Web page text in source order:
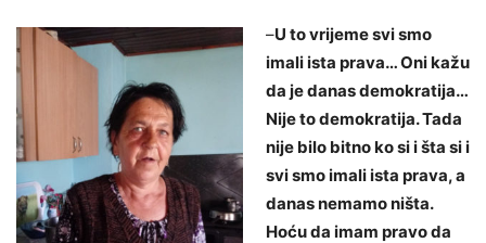
–U to vrijeme svi smo
imali ista prava… Oni kažu
da je danas demokratija…
Nije to demokratija. Tada
nije bilo bitno ko si i šta si i
svi smo imali ista prava, a
danas nemamo ništa.
Hoću da imam pravo da